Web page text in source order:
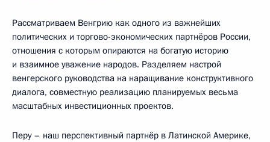
Рассматриваем Венгрию как одного из важнейших
политических и торгово-экономических партнёров России,
отношения с которым опираются на богатую историю
и взаимное уважение народов. Разделяем настрой
венгерского руководства на наращивание конструктивного
диалога, совместную реализацию планируемых весьма
масштабных инвестиционных проектов.
Перу – наш перспективный партнёр в Латинской Америке,